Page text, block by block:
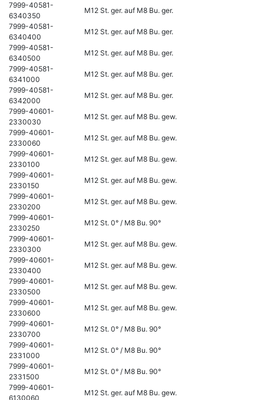
7999-40581-
6340350
M12 St. ger. auf M8 Bu. ger.
7999-40581-
6340400
M12 St. ger. auf M8 Bu. ger.
7999-40581-
6340500
M12 St. ger. auf M8 Bu. ger.
7999-40581-
6341000
M12 St. ger. auf M8 Bu. ger.
7999-40581-
6342000
M12 St. ger. auf M8 Bu. ger.
7999-40601-
2330030
M12 St. ger. auf M8 Bu. gew.
7999-40601-
2330060
M12 St. ger. auf M8 Bu. gew.
7999-40601-
2330100
M12 St. ger. auf M8 Bu. gew.
7999-40601-
2330150
M12 St. ger. auf M8 Bu. gew.
7999-40601-
2330200
M12 St. ger. auf M8 Bu. gew.
7999-40601-
2330250
M12 St. 0° / M8 Bu. 90°
7999-40601-
2330300
M12 St. ger. auf M8 Bu. gew.
7999-40601-
2330400
M12 St. ger. auf M8 Bu. gew.
7999-40601-
2330500
M12 St. ger. auf M8 Bu. gew.
7999-40601-
2330600
M12 St. ger. auf M8 Bu. gew.
7999-40601-
2330700
M12 St. 0° / M8 Bu. 90°
7999-40601-
2331000
M12 St. 0° / M8 Bu. 90°
7999-40601-
2331500
M12 St. 0° / M8 Bu. 90°
7999-40601-
6130060
M12 St. ger. auf M8 Bu. gew.